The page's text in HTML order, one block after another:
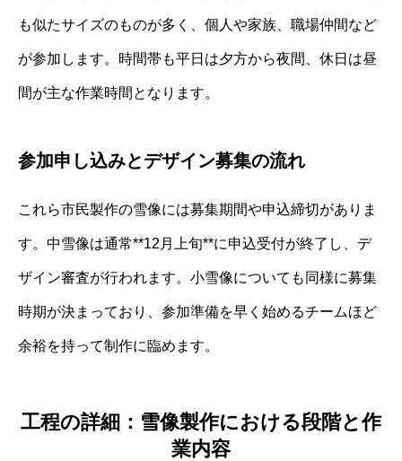
も似たサイズのものが多く、個人や家族、職場仲間など
が参加します。時間帯も平日は夕方から夜間、休日は昼
間が主な作業時間となります。
参加申し込みとデザイン募集の流れ
これら市民製作の雪像には募集期間や申込締切がありま
す。中雪像は通常**12月上旬**に申込受付が終了し、デ
ザイン審査が行われます。小雪像についても同様に募集
時期が決まっており、参加準備を早く始めるチームほど
余裕を持って制作に臨めます。
工程の詳細：雪像製作における段階と作
業内容